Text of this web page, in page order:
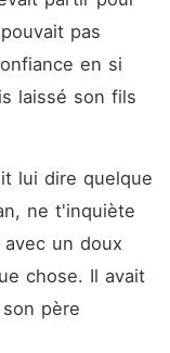
pas
en si
laissé son fils
lui dire quelque
ne t'inquiète
un doux
chose. Il avait
père